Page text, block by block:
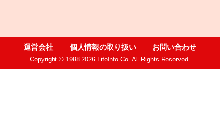
運営会社 個人情報の取り扱い お問い合わせ
Copyright © 1998-2026 LifeInfo Co. All Rights Reserved.